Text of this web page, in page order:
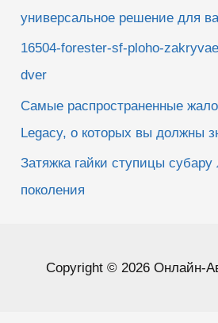
универсальное решение для
16504-forester-sf-ploho-
dver
Самые распространенные
Legacy, о которых вы должны
Затяжка гайки ступицы субару
поколения
Copyright © 2026 Онлайн-